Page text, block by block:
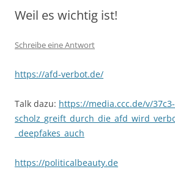
Weil es wichtig ist!
Schreibe eine Antwort
https://afd-verbot.de/
Talk dazu: https://media.ccc.de/v/
_deepfakes_auch
https://politicalbeauty.de